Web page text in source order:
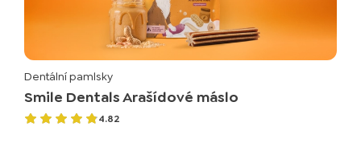
Dentální pamlsky
Smile Dentals Arašídové máslo
4.82